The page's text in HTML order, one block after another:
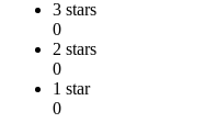
3 stars
0
2 stars
0
1 star
0